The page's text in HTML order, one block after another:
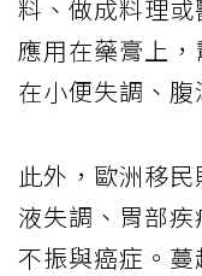
料、做成料理
應用在藥膏上
在小便失調、
此外，歐洲移
液失調、胃部
不振與癌症。